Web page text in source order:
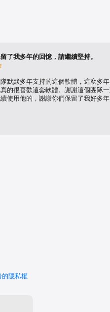
（視訊通
了我多年的回憶，請繼續堅持。
默默多年支持的這個軟體，這麼多
的很喜歡這套軟體。謝謝這個團隊一
使用他的，謝謝你們保留了我好多年
的隱私權